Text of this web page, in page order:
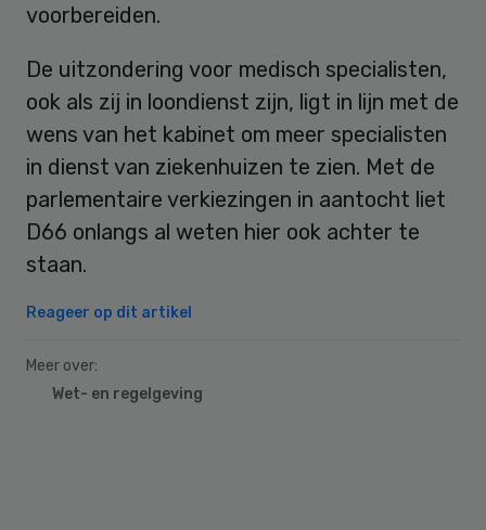
voorbereiden.
De uitzondering voor medisch specialisten,
ook als zij in loondienst zijn, ligt in lijn met de
wens van het kabinet om meer specialisten
in dienst van ziekenhuizen te zien. Met de
parlementaire verkiezingen in aantocht liet
D66 onlangs al weten hier ook achter te
staan.
Reageer op dit artikel
Meer over:
Wet- en regelgeving